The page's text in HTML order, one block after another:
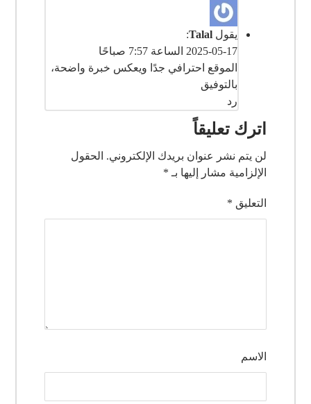
يقول Talal
:
2025-05-17 الساعة 7:57 صباحًا
‎الموقع احترافي جدًا ويعكس خبرة واضحة،
بالتوفيق
رد
اترك تعليقاً
لن يتم نشر عنوان بريدك الإلكتروني. الحقول
الإلزامية مشار إليها بـ *
التعليق *
الاسم